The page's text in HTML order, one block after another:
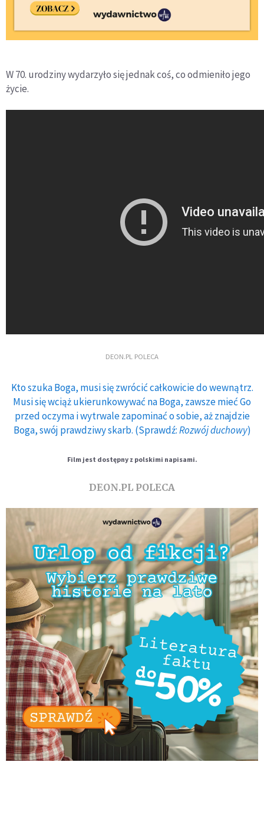
W 70. urodziny wydarzyło się jednak coś, co odmieniło jego
życie.
DEON.PL POLECA
Kto szuka Boga, musi się zwrócić całkowicie do wewnątrz.
Musi się wciąż ukierunkowywać na Boga, zawsze mieć Go
przed oczyma i wytrwale zapominać o sobie, aż znajdzie
Boga, swój prawdziwy skarb. (Sprawdź:Rozwój duchowy)
Film jest dostępny z polskimi napisami.
DEON.PL POLECA